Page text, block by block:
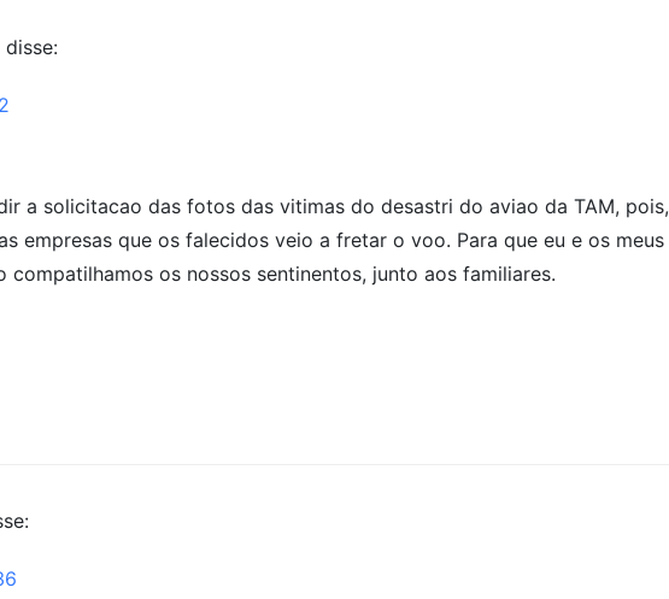
disse:
a solicitacao das fotos das vitimas do desastri do aviao da TAM, pois,
empresas que os falecidos veio a fretar o voo. Para que eu e os meus
compatilhamos os nossos sentinentos, junto aos familiares.